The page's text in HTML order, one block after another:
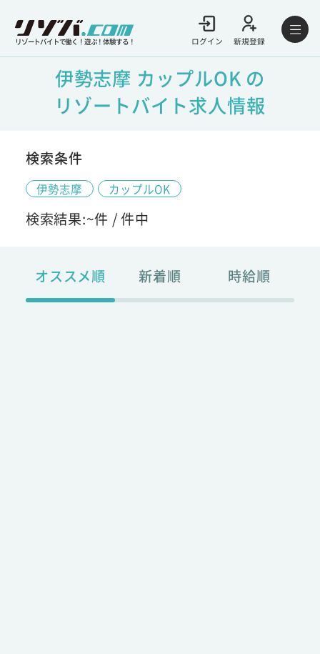
リゾートバイトで働く！遊ぶ！体験する！ ログイン 新規登録
伊勢志摩 カップルOK の
リゾートバイト求人情報
検索条件
伊勢志摩 カップルOK
検索結果:~件 /件中
オススメ順 新着順 時給順